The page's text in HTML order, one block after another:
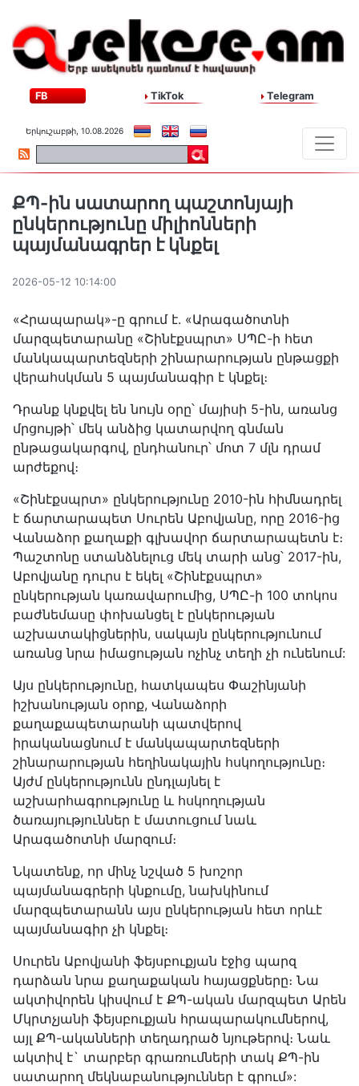
FB TikTok Telegram
Երկուշաբթի, 10.08.2026
ՔՊ-ին սատարող պաշտոնյայի
ընկերությունը միլիոնների
պայմանագրեր է կնքել
2026-05-12 10:14:00
«Հրապարակ»-ը գրում է. «Արագածոտնի
մարզպետարանը «Շինէքսպրտ» ՍՊԸ-ի հետ
մանկապարտեզների շինարարության ընթացքի
վերահսկման 5 պայմանագիր է կնքել։
Դրանք կնքվել են նույն օրը՝ մայիսի 5-ին, առանց
մրցույթի՝ մեկ անձից կատարվող գնման
ընթացակարգով, ընդհանուր՝ մոտ 7 մլն դրամ
արժեքով։
«Շինէքսպրտ» ընկերությունը 2010-ին հիմնադրել
է ճարտարապետ Սուրեն Աբովյանը, որը 2016-ից
Վանաձոր քաղաքի գլխավոր ճարտարապետն է։
Պաշտոնը ստանձնելուց մեկ տարի անց՝ 2017-ին,
Աբովյանը դուրս է եկել «Շինէքսպրտ»
ընկերության կառավարումից, ՍՊԸ-ի 100 տոկոս
բաժնեմասը փոխանցել է ընկերության
աշխատակիցներին, սակայն ընկերությունում
առանց նրա իմացության ոչինչ տեղի չի ունենում:
Այս ընկերությունը, հատկապես Փաշինյանի
իշխանության օրոք, Վանաձորի
քաղաքապետարանի պատվերով
իրականացնում է մանկապարտեզների
շինարարության հեղինակային հսկողությունը։
Այժմ ընկերությունն ընդլայնել է
աշխարհագրությունը և հսկողության
ծառայություններ է մատուցում նաև
Արագածոտնի մարզում։
Նկատենք, որ մինչ նշված 5 խոշոր
պայմանագրերի կնքումը, նախկինում
մարզպետարանն այս ընկերության հետ որևէ
պայմանագիր չի կնքել։
Սուրեն Աբովյանի ֆեյսբուքյան էջից պարզ
դարձան նրա քաղաքական հայացքները։ Նա
ակտիվորեն կիսվում է ՔՊ-ական մարզպետ Արեն
Մկրտչյանի ֆեյսբուքյան հրապարակումներով,
այլ ՔՊ-ականների տեղադրած նյութերով։ Նաև
ակտիվ է` տարբեր գրառումների տակ ՔՊ-ին
սատարող մեկնաբանություններ է գրում»: